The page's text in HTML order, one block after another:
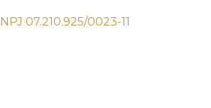
07.210.925/0023-11